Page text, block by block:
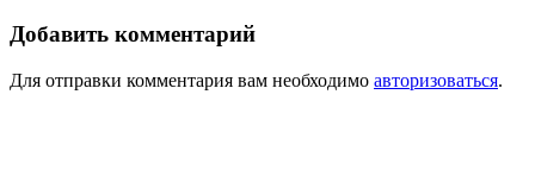
Добавить комментарий
Для отправки комментария вам необходимо авторизоваться.